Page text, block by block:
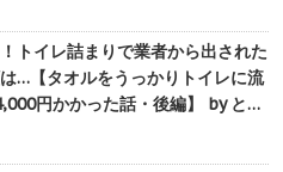
トイレ詰まりで業者から出された
…【タオルをうっかりトイレに流
円かかった話・後編】 by と…